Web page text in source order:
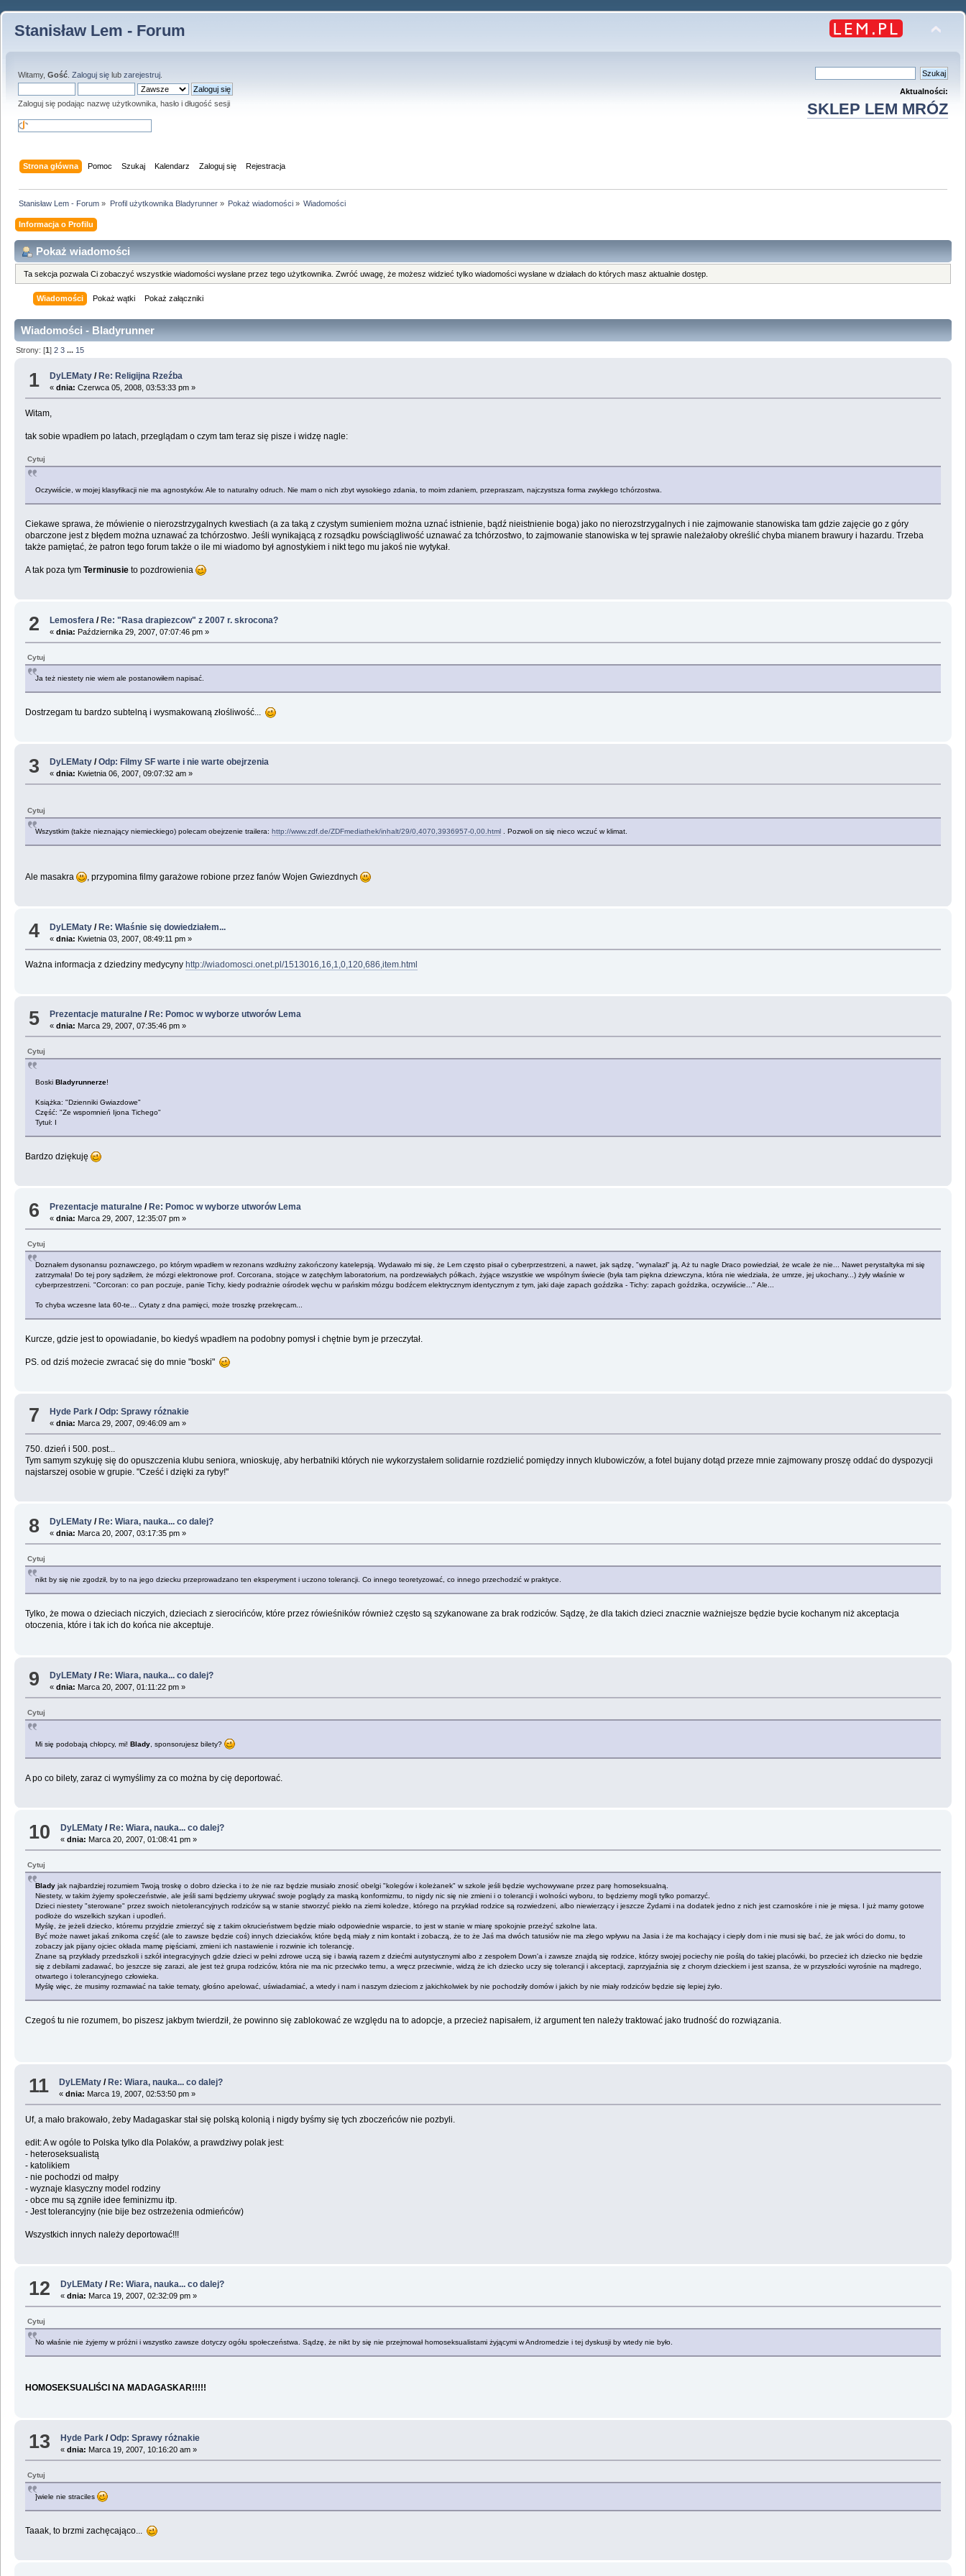
Stanisław Lem - Forum
Witamy, Gość Zaloguj się lub zarejestruj
Zaloguj się podając nazwę użytkownika, hasło i długość sesji
Aktualności:
SKLEP LEM MRÓZ
Strona główna Pomoc Szukaj Kalendarz Zaloguj się Rejestracja
Stanisław Lem - Forum » Profil użytkownika Bladyrunner» Pokaż wiadomości» Wiadomości
Informacja o Profilu
Pokaż wiadomości
Ta sekcja pozwala Ci zobaczyć wszystkie wiadomości wysłane przez tego użytkownika. Zwróć uwagę, że możesz widzieć tylko wiadomości wysłane w działach do których masz aktualnie dostęp.
Wiadomości Pokaż wątki Pokaż załączniki
Wiadomości - Bladyrunner
Strony: [1]2 3 ... 15
1 DyLEMaty / Re: Religijna Rzeźba
«dnia: Czerwca 05, 2008, 03:53:33 pm »
Witam,
tak sobie wpadłem po latach, przeglądam o czym tam teraz się pisze i widzę nagle:
Cytuj
Oczywiście, w mojej klasyfikacji nie ma agnostyków. Ale to naturalny odruch. Nie mam o nich zbyt wysokiego zdania, to moim zdaniem, przepraszam, najczystsza forma zwykłego tchórzostwa.
Ciekawe sprawa, że mówienie o nierozstrzygalnych kwestiach (a za taką z czystym sumieniem można uznać istnienie, bądź nieistnienie boga) jako no nierozstrzygalnych i nie zajmowanie stanowiska tam gdzie zajęcie go z góry
obarczone jest z błędem można uznawać za tchórzostwo. Jeśli wynikającą z rozsądku powściągliwość uznawać za tchórzostwo, to zajmowanie stanowiska w tej sprawie należałoby określić chyba mianem brawury i hazardu. Trzeba
także pamiętać, że patron tego forum także o ile mi wiadomo był agnostykiem i nikt tego mu jakoś nie wytykał.
A tak poza tym Terminusieto pozdrowienia
2 Lemosfera /Re: "Rasa drapiezcow" z 2007 r. skrocona?
«dnia: Października 29, 2007, 07:07:46 pm »
Cytuj
Ja też niestety nie wiem ale postanowiłem napisać.
Dostrzegam tu bardzo subtelną i wysmakowaną złośliwość...
3 DyLEMaty /Odp: Filmy SF warte i nie warte obejrzenia
«dnia: Kwietnia 06, 2007, 09:07:32 am »
Cytuj
Wszystkim (także nieznający niemieckiego) polecam obejrzenie trailera: http://www.zdf.de/ZDFmediathek/inhalt/29/0,4070,3936957-0,00.html. Pozwoli on się nieco wczuć w klimat.
Ale masakra , przypomina filmy garażowe robione przez fanów Wojen Gwiezdnych
4 DyLEMaty /Re: Właśnie się dowiedziałem...
«dnia: Kwietnia 03, 2007, 08:49:11 pm »
Ważna informacja z dziedziny medycyny http://wiadomosci.onet.pl/1513016,16,1,0,120,686,item.html
5 Prezentacje maturalne / Re: Pomoc w wyborze utworów Lema
«dnia: Marca 29, 2007, 07:35:46 pm »
Cytuj
Boski Bladyrunnerze!
Książka: "Dzienniki Gwiazdowe"
Część: "Ze wspomnień Ijona Tichego"
Tytuł: I
Bardzo dziękuję
6 Prezentacje maturalne /Re: Pomoc w wyborze utworów Lema
«dnia: Marca 29, 2007, 12:35:07 pm »
Cytuj
Doznałem dysonansu poznawczego, po którym wpadłem w rezonans wzdłużny zakończony katelepsją. Wydawało mi się, że Lem często pisał o cyberprzestrzeni, a nawet, jak sądzę, "wynalazł" ją. Aż tu nagle Draco powiedział, że wcale że nie... Nawet perystaltyka mi się
zatrzymała! Do tej pory sądziłem, że mózgi elektronowe prof. Corcorana, stojące w zatęchłym laboratorium, na pordzewiałych półkach, żyjące wszystkie we wspólnym świecie (była tam piękna dziewczyna, która nie wiedziała, że umrze, jej ukochany...) żyły właśnie w
cyberprzestrzeni. "Corcoran: co pan poczuje, panie Tichy, kiedy podrażnie ośrodek węchu w pańskim mózgu bodźcem elektrycznym identycznym z tym, jaki daje zapach goździka - Tichy: zapach goździka, oczywiście..." Ale...
To chyba wczesne lata 60-te... Cytaty z dna pamięci, może troszkę przekręcam...
Kurcze, gdzie jest to opowiadanie, bo kiedyś wpadłem na podobny pomysł i chętnie bym je przeczytał.
PS. od dziś możecie zwracać się do mnie "boski"
7 Hyde Park /Odp: Sprawy różnakie
«dnia: Marca 29, 2007, 09:46:09 am »
750. dzień i 500. post...
Tym samym szykuję się do opuszczenia klubu seniora, wnioskuję, aby herbatniki których nie wykorzystałem solidarnie rozdzielić pomiędzy innych klubowiczów, a fotel bujany dotąd przeze mnie zajmowany proszę oddać do dyspozycji
najstarszej osobie w grupie. "Cześć i dzięki za ryby!"
8 DyLEMaty / Re: Wiara, nauka... co dalej?
«dnia: Marca 20, 2007, 03:17:35 pm »
Cytuj
nikt by się nie zgodził, by to na jego dziecku przeprowadzano ten eksperyment i uczono tolerancji. Co innego teoretyzować, co innego przechodzić w praktyce.
Tylko, że mowa o dzieciach niczyich, dzieciach z sierocińców, które przez rówieśników również często są szykanowane za brak rodziców. Sądzę, że dla takich dzieci znacznie ważniejsze będzie bycie kochanym niż akceptacja
otoczenia, które i tak ich do końca nie akceptuje.
9 DyLEMaty / Re: Wiara, nauka... co dalej?
«dnia: Marca 20, 2007, 01:11:22 pm »
Cytuj
Mi się podobają chłopcy, mi! Blady, sponsorujesz bilety?
A po co bilety, zaraz ci wymyślimy za co można by cię deportować.
10 DyLEMaty / Re: Wiara, nauka... co dalej?
«dnia: Marca 20, 2007, 01:08:41 pm »
Cytuj
Bladyjak najbardziej rozumiem Twoją troskę o dobro dziecka i to że nie raz będzie musiało znosić obelgi "kolegów i koleżanek" w szkole jeśli będzie wychowywane przez parę homoseksualną.
Niestety, w takim żyjemy społeczeństwie, ale jeśli sami będziemy ukrywać swoje poglądy za maską konformizmu, to nigdy nic się nie zmieni i o tolerancji i wolności wyboru, to będziemy mogli tylko pomarzyć.
Dzieci niestety "sterowane" przez swoich nietolerancyjnych rodziców są w stanie stworzyć piekło na ziemi koledze, którego na przykład rodzice są rozwiedzeni, albo niewierzący i jeszcze Żydami i na dodatek jedno z nich jest czarnoskóre i nie je mięsa. I już mamy gotowe
podłoże do wszelkich szykan i upodleń.
Myślę, że jeżeli dziecko, któremu przyjdzie zmierzyć się z takim okrucieństwem będzie miało odpowiednie wsparcie, to jest w stanie w miarę spokojnie przeżyć szkolne lata.
Być może nawet jakaś znikoma część (ale to zawsze będzie coś) innych dzieciaków, które będą miały z nim kontakt i zobaczą, że to że Jaś ma dwóch tatusiów nie ma złego wpływu na Jasia i że ma kochający i ciepły dom i nie musi się bać, że jak wróci do domu, to
zobaczy jak pijany ojciec okłada mamę pięściami, zmieni ich nastawienie i rozwinie ich tolerancję.
Znane są przykłady przedszkoli i szkół integracyjnych gdzie dzieci w pełni zdrowe uczą się i bawią razem z dziećmi autystycznymi albo z zespołem Down'a i zawsze znajdą się rodzice, którzy swojej pociechy nie poślą do takiej placówki, bo przecież ich dziecko nie będzie
się z debilami zadawać, bo jeszcze się zarazi, ale jest też grupa rodziców, która nie ma nic przeciwko temu, a wręcz przeciwnie, widzą że ich dziecko uczy się tolerancji i akceptacji, zaprzyjaźnia się z chorym dzieckiem i jest szansa, że w przyszłości wyrośnie na mądrego,
otwartego i tolerancyjnego człowieka.
Myślę więc, że musimy rozmawiać na takie tematy, głośno apelować, uświadamiać, a wtedy i nam i naszym dzieciom z jakichkolwiek by nie pochodziły domów i jakich by nie miały rodziców będzie się lepiej żyło.
Czegoś tu nie rozumem, bo piszesz jakbym twierdził, że powinno się zablokować ze względu na to adopcje, a przecież napisałem, iż argument ten należy traktować jako trudność do rozwiązania.
11 DyLEMaty /Re: Wiara, nauka... co dalej?
«dnia: Marca 19, 2007, 02:53:50 pm »
Uf, a mało brakowało, żeby Madagaskar stał się polską kolonią i nigdy byśmy się tych zboczeńców nie pozbyli.
edit: A w ogóle to Polska tylko dla Polaków, a prawdziwy polak jest:
- heteroseksualistą
- katolikiem
- nie pochodzi od małpy
- wyznaje klasyczny model rodziny
- obce mu są zgniłe idee feminizmu itp.
- Jest tolerancyjny (nie bije bez ostrzeżenia odmieńców)
Wszystkich innych należy deportować!!!
12 DyLEMaty / Re: Wiara, nauka... co dalej?
«dnia: Marca 19, 2007, 02:32:09 pm »
Cytuj
No właśnie nie żyjemy w próżni i wszystko zawsze dotyczy ogółu społeczeństwa. Sądzę, że nikt by się nie przejmował homoseksualistami żyjącymi w Andromedzie i tej dyskusji by wtedy nie było.
HOMOSEKSUALIŚCI NA MADAGASKAR!!!!!
13 Hyde Park /Odp: Sprawy różnakie
«dnia: Marca 19, 2007, 10:16:20 am »
Cytuj
]wiele nie straciles
Taaak, to brzmi zachęcająco...